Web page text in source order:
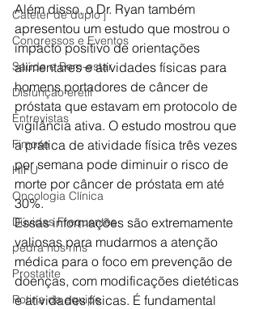
Cateter de duplo j
Congressos e Eventos
Saúde e Bem-estar
Disfunção erétil
Entrevistas
Fimose
HIFU
Oncologia Clínica
Dúvidas Frequentes
pedra nos rins
Prostatite
Rotina da equipe
Além disso, o Dr. Ryan também
apresentou um estudo que mostrou o
impacto positivo de orientações
alimentares e atividades físicas para
homens portadores de câncer de
próstata que estavam em protocolo de
vigilância ativa. O estudo mostrou que
a prática de atividade física três vezes
por semana pode diminuir o risco de
morte por câncer de próstata em até
30%.
Essas informações são extremamente
valiosas para mudarmos a atenção
médica para o foco em prevenção de
doenças, com modificações dietéticas
e atividades físicas. É fundamental